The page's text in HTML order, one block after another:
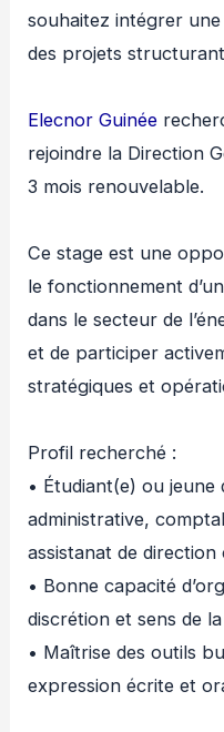
souhaitez intégrer
des projets
Elecnor Guinée
rejoindre la Direction
3 mois renouvelable.
Ce stage est une
le fonctionnement
dans le secteur de
et de participer
stratégiques et
Profil recherché :
• Étudiant(e) ou
administrative,
assistanat de direction
• Bonne capacité
discrétion et sens de
• Maîtrise des outils
expression écrite et